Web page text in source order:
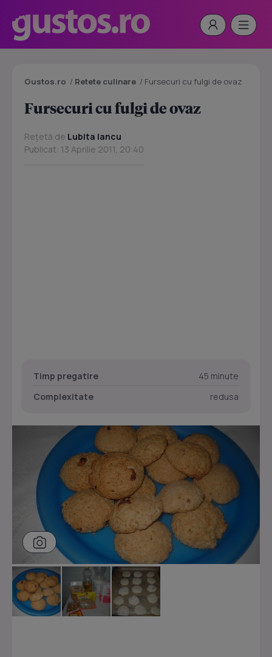
Gustos.ro / Retete culinare / Fursecuri cu fulgi de ovaz
Fursecuri cu fulgi de ovaz
Rețetă de Lubita Iancu
Publicat: 13 Aprilie 2011, 20:40
Timp pregatire
45 minute
Complexitate
redusa